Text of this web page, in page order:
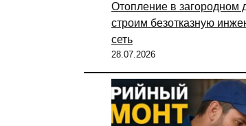
Отопление в загородном
строим безотказную
сеть
28.07.2026